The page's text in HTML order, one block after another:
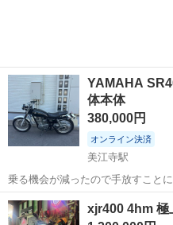
YAMAHA
体本体
380,000円
オンライン決済
美江寺駅
乗る機会が減ったので手放すこと
21895km 型式-BC RH01J 車検-R10 5月 エンジン問題なくつ
走る曲がるも問題ありません。 最
岐阜 本巣市
xjr400 4hm 極